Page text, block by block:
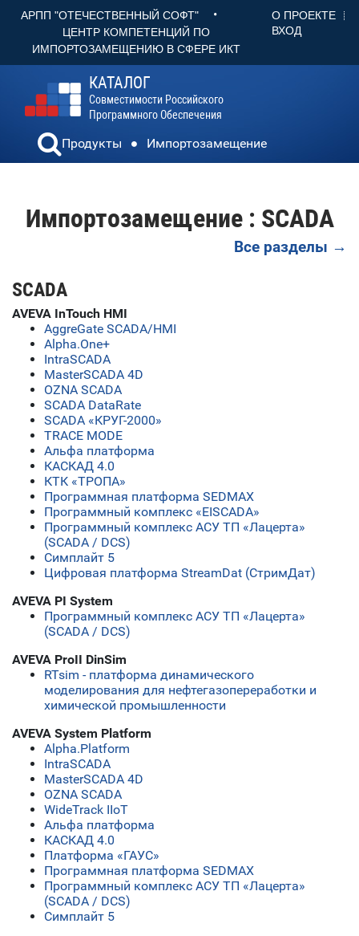
АРПП "ОТЕЧЕСТВЕННЫЙ СОФТ" •
ЦЕНТР КОМПЕТЕНЦИЙ ПО
ИМПОРТОЗАМЕЩЕНИЮ В СФЕРЕ ИКТ
О ПРОЕКТЕ
ВХОД
КАТАЛОГ
Совместимости Российского
Программного Обеспечения
Продукты Импортозамещение
Импортозамещение : SCADA
Все разделы →
SCADA
AVEVA InTouch HMI
AggreGate SCADA/HMI
Alpha.One+
IntraSCADA
MasterSCADA 4D
OZNA SCADA
SCADA DataRate
SCADA «КРУГ-2000»
TRACE MODE
Альфа платформа
КАСКАД 4.0
КТК «ТРОПА»
Программная платформа SEDMAX
Программный комплекс «EISCADA»
Программный комплекс АСУ ТП «Лацерта»
(SCADA / DCS)
Симплайт 5
Цифровая платформа StreamDat (СтримДат)
AVEVA PI System
Программный комплекс АСУ ТП «Лацерта»
(SCADA / DCS)
AVEVA ProII DinSim
RTsim - платформа динамического
моделирования для нефтегазопереработки и
химической промышленности
AVEVA System Platform
Alpha.Platform
IntraSCADA
MasterSCADA 4D
OZNA SCADA
WideTrack IIoT
Альфа платформа
КАСКАД 4.0
Платформа «ГАУС»
Программная платформа SEDMAX
Программный комплекс АСУ ТП «Лацерта»
(SCADA / DCS)
Симплайт 5